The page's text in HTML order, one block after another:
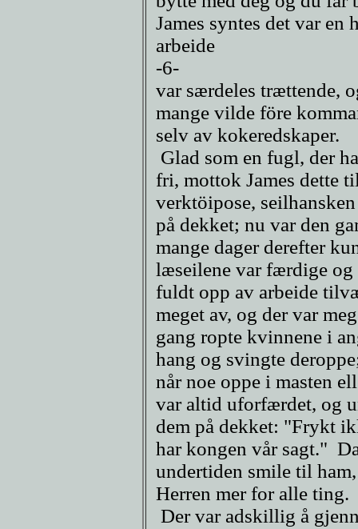
James syntes det var
arbeide
-6-
var særdeles trættende,
mange vilde före
selv av kokeredskaper.
Glad som en fugl, der
fri, mottok James dette
verktöipose,
på dekket; nu var den
mange dager derefter
læseilene var færdige
fuldt opp av arbeide
meget av, og der var
gang ropte kvinnene i
hang og svingte
når noe oppe i masten
var altid uforfærdet, og
dem på dekket: "Frykt
har kongen vår sagt."
undertiden smile til
Herren mer for alle ting.
Der var adskillig å